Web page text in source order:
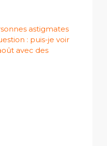
astigmates
: puis-je voir
avec des